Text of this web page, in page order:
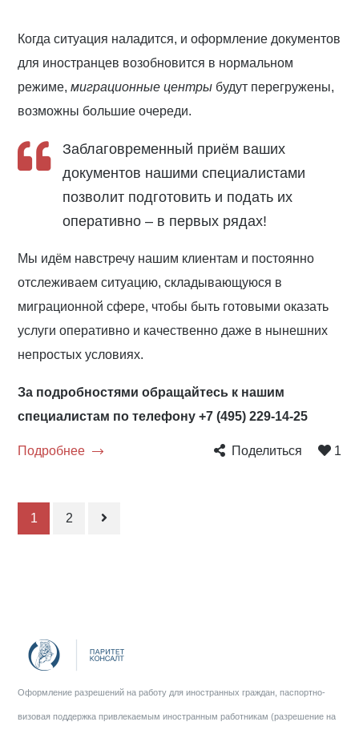
Когда ситуация наладится, и оформление документов
для иностранцев возобновится в нормальном
режиме,миграционные центры будут перегружены,
возможны большие очереди.
Заблаговременный приём ваших
документов нашими специалистами
позволит подготовить и подать их
оперативно – в первых рядах!
Мы идём навстречу нашим клиентам и постоянно
отслеживаем ситуацию, складывающуюся в
миграционной сфере, чтобы быть готовыми оказать
услуги оперативно и качественно даже в нынешних
непростых условиях.
За подробностями обращайтесь к нашим
специалистам по телефону +7 (495) 229-14-25
Подробнее Поделиться 1
1 2
Оформление разрешений на работу для иностранных граждан, паспортно-
визовая поддержка привлекаемым иностранным работникам (разрешение на